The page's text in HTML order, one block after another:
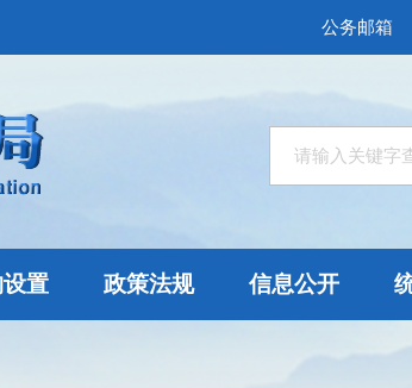
公务邮箱
置 政策法规 信息公开